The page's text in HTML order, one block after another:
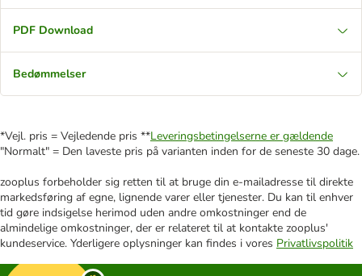
PDF Download
Bedømmelser
*Vejl. pris = Vejledende pris **Leveringsbetingelserne er gældende
"Normalt" = Den laveste pris på varianten inden for de seneste 30 dage.
zooplus forbeholder sig retten til at bruge din e-mailadresse til direkte
markedsføring af egne, lignende varer eller tjenester. Du kan til enhver
tid gøre indsigelse herimod uden andre omkostninger end de
almindelige omkostninger, der er relateret til at kontakte zooplus'
kundeservice. Yderligere oplysninger kan findes i vores Privatlivspolitik